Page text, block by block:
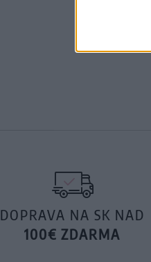
DOPRAVA NA SK NAD
100€ ZDARMA